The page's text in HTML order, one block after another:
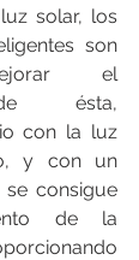
solar, los
son
el
de ésta,
con la luz
y con un
consigue
de la